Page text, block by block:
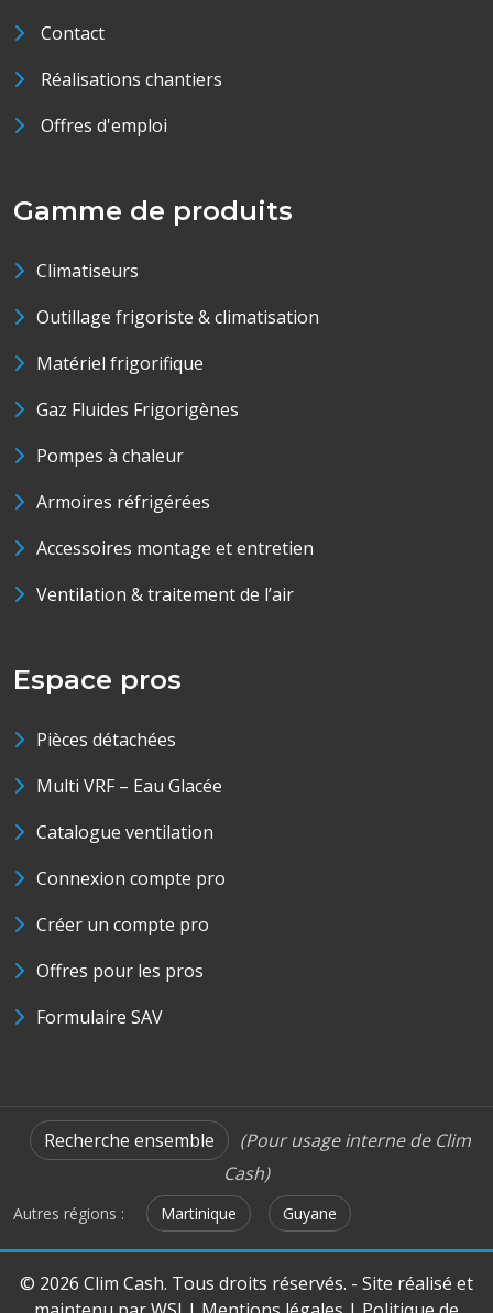
Contact
Réalisations chantiers
Offres d'emploi
Gamme de produits
Climatiseurs
Outillage frigoriste & climatisation
Matériel frigorifique
Gaz Fluides Frigorigènes
Pompes à chaleur
Armoires réfrigérées
Accessoires montage et entretien
Ventilation & traitement de l’air
Espace pros
Pièces détachées
Multi VRF – Eau Glacée
Catalogue ventilation
Connexion compte pro
Créer un compte pro
Offres pour les pros
Formulaire SAV
Recherche ensemble
(Pour usage interne de Clim
Cash)
Autres régions : Martinique Guyane
© 2026 Clim Cash. Tous droits réservés. - Site réalisé et